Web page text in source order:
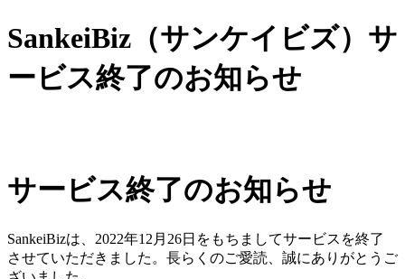
SankeiBiz（サンケイビズ）サ
ービス終了のお知らせ
サービス終了のお知らせ
SankeiBizは、2022年12月26日をもちましてサービスを終了
させていただきました。長らくのご愛読、誠にありがとうご